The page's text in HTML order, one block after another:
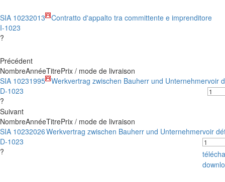
SIA 1023
I-1023
?
2013 Contratto d'appalto tra committente e imprenditore
Précédent
NombreAnnéeTitrePrix / mode de livraison
SIA 1023
D-1023
?
1995 Werkvertrag zwischen Bauherr und Unternehmervoir
Suivant
NombreAnnéeTitrePrix / mode de livraison
SIA 1023
D-1023
?
2026Werkvertrag zwischen Bauherr und Unternehmervoir